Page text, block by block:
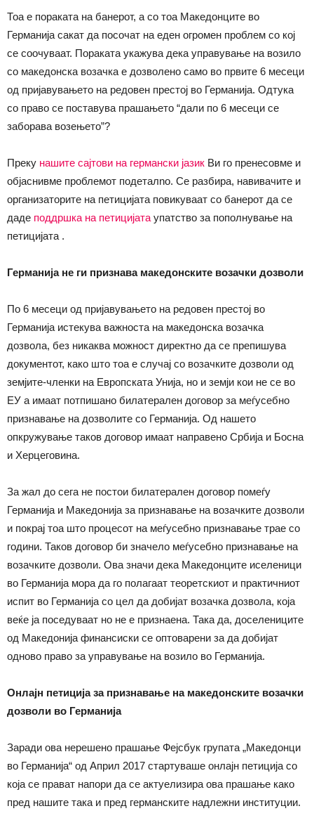
Тоа е пораката на банерот, а со тоа Македонците во
Германија сакат да посочат на еден огромен проблем со кој
се соочуваат. Пораката укажува дека управување на возило
со македонска возачка е дозволено само во првите 6 месеци
од пријавувањето на редовен престој во Германија. Одтука
со право се поставува прашањето “дали по 6 месеци се
заборава возењето”?
Преку нашите сајтови на германски јазик Ви го пренесовме и
објаснивме проблемот подеталnо. Се разбира, навивачите и
организаторите на петицијата повикуваат со банерот да се
даде поддршка на петицијата упатство за пополнување на
петицијата .
Германија не ги признава македонските возачки дозволи
По 6 месеци од пријавувањето на редовен престој во
Германија истекува важноста на македонска возачка
дозвола, без никаква можност директно да се препишува
документот, како што тоа е случај со возачките дозволи од
земјите-членки на Европската Унија, но и земји кои не се во
ЕУ а имаат потпишано билатерален договор за меѓусебно
признавање на дозволите со Германија. Од нашето
опкружување таков договор имаат направено Србија и Босна
и Херцеговина.
За жал до сега не постои билатерален договор помеѓу
Германија и Македонија за признавање на возачките дозволи
и покрај тоа што процесот на меѓусебно признавање трае со
години. Таков договор би значело меѓусебно признавање на
возачките дозволи. Ова значи дека Македонците иселеници
во Германија мора да го полагаат теоретскиот и практичниот
испит во Германија со цел да добијат возачка дозвола, која
веќе ја поседуваат но не е признаена. Така да, доселениците
од Македонија финансиски се оптоварени за да добијат
одново право за управување на возило во Германија.
Онлајн петиција за признавање на македонските возачки
дозволи во Германија
Заради ова нерешено прашање Фејсбук групата „Македонци
во Германија“ од Април 2017 стартуваше онлајн петиција со
која се прават напори да се актуeлизира ова прашање како
пред нашите така и пред германските надлежни институции.